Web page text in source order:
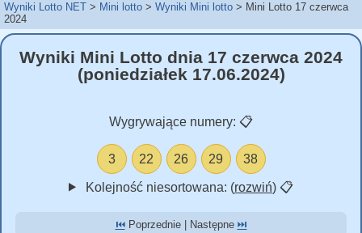
Wyniki Lotto NET Mini lotto Wyniki Mini lotto
Mini Lotto 17 czerwca
2024
Wyniki Mini Lotto dnia 17 czerwca 2024
(poniedziałek 17.06.2024)
Wygrywające numery: 📋
3 22 26 29 38
Kolejność niesortowana: (rozwiń) 📋
⏮️Poprzednie | Następne ⏭️